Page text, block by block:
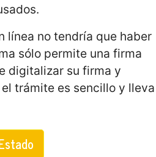
línea no tendría que haber
sólo permite una firma
digitalizar su firma y
trámite es sencillo y lleva